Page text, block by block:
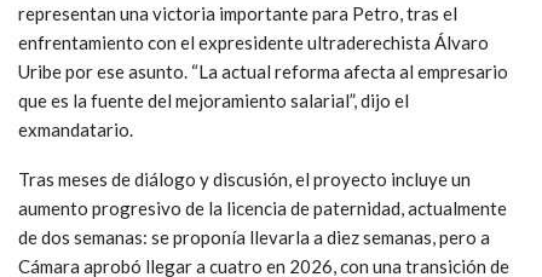
representan una victoria importante para Petro, tras el
enfrentamiento con el expresidente ultraderechista Álvaro
Uribe por ese asunto. “La actual reforma afecta al empresario
que es la fuente del mejoramiento salarial”, dijo el
exmandatario.
Tras meses de diálogo y discusión, el proyecto incluye un
aumento progresivo de la licencia de paternidad, actualmente
de dos semanas: se proponía llevarla a diez semanas, pero a
Cámara aprobó llegar a cuatro en 2026, con una transición de